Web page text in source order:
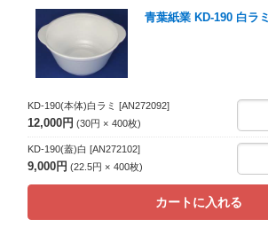
青葉紙業 KD-190 白ラミ
KD-190(本体)白ラミ [AN272092]
12,000円 30円 400枚
KD-190(蓋)白 [AN272102]
9,000円 22.5円 400枚
カートに入れる